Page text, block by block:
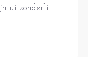
uitzonderli...